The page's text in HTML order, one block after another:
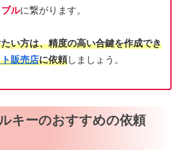
ルに繋がります。
い方は、精度の高い合鍵を作成でき
販売店に依頼しましょう。
キーのおすすめの依頼